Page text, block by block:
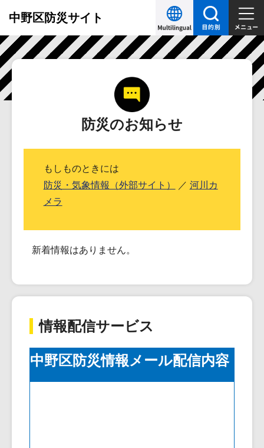
ペ
ー
ジ
の
中野区防災サイト
本
文
こ
こ
防災のお知らせ
もしものときには
防災・気象情報（外部サイト）
／ 河川カ
メラ
新着情報はありません。
情報配信サービス
中野区防災情報メール配信内容